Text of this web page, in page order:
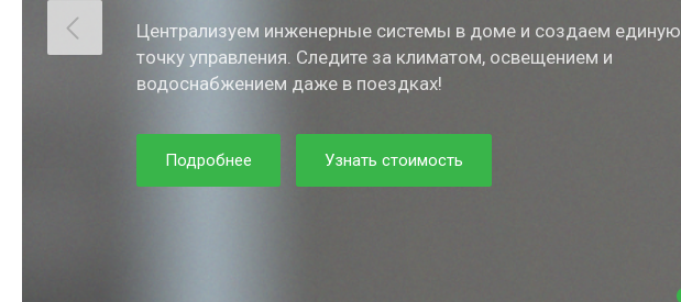
Централизуем инженерные системы в доме и создаем единую
точку управления. Следите за климатом, освещением и
водоснабжением даже в поездках!
Подробнее Узнать стоимость